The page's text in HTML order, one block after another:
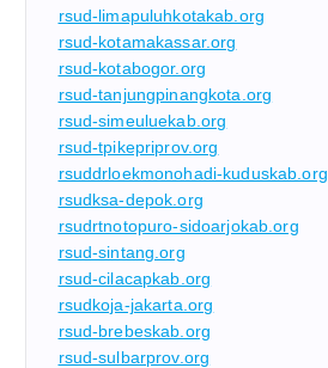
rsud-limapuluhkotakab.org
rsud-kotamakassar.org
rsud-kotabogor.org
rsud-tanjungpinangkota.org
rsud-simeuluekab.org
rsud-tpikepriprov.org
rsuddrloekmonohadi-kuduskab.org
rsudksa-depok.org
rsudrtnotopuro-sidoarjokab.org
rsud-sintang.org
rsud-cilacapkab.org
rsudkoja-jakarta.org
rsud-brebeskab.org
rsud-sulbarprov.org